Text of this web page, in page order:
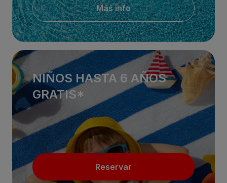
Más info
NIÑOS HASTA 6 AÑOS
GRATIS*
Reservar